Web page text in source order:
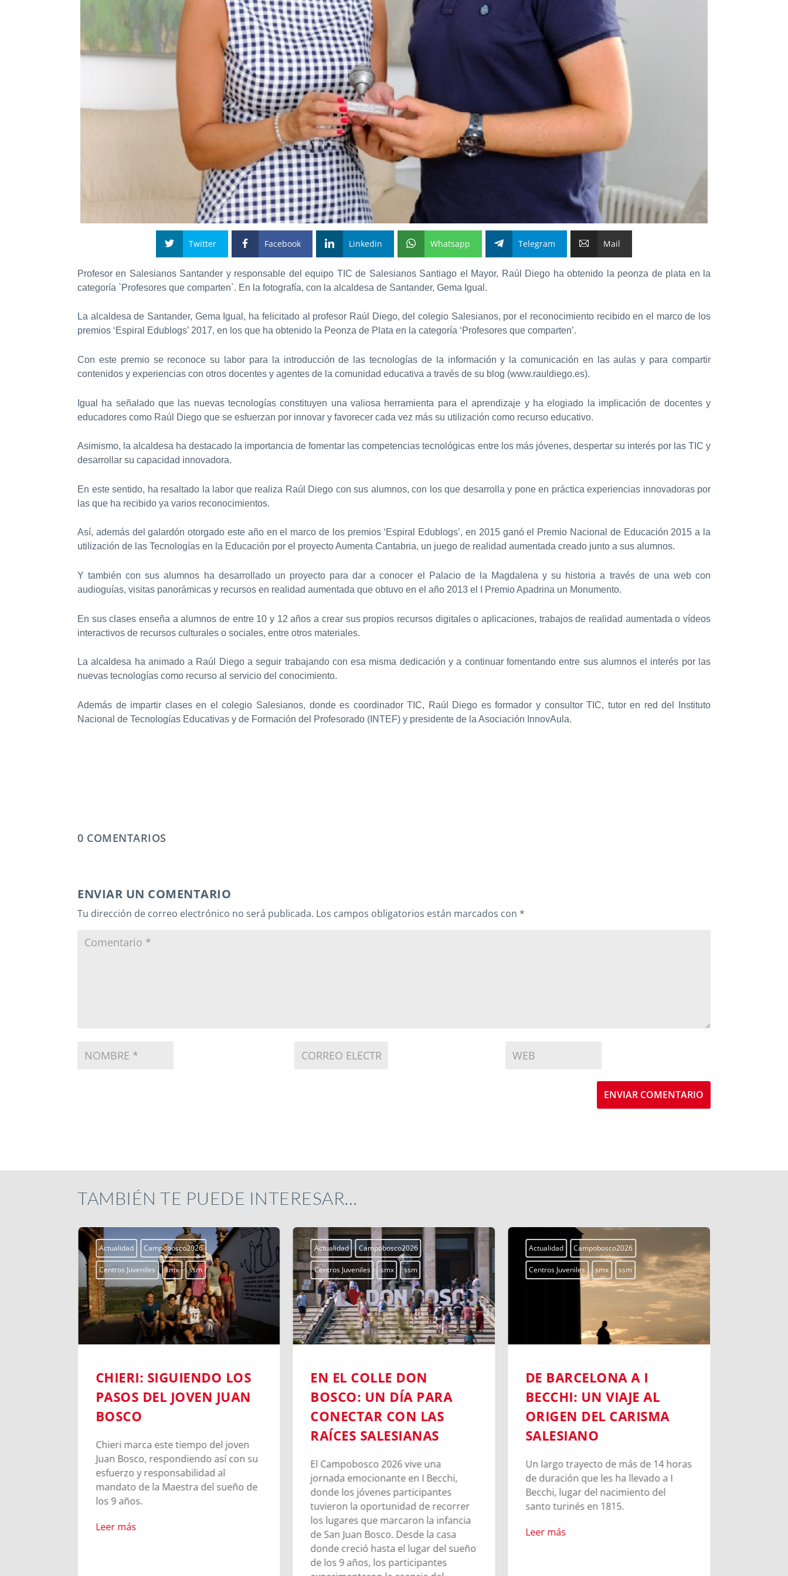
Twitter Facebook Linkedin Whatsapp Telegram Mail
Profesor en Salesianos Santander y responsable del equipo TIC de Salesianos Santiago el Mayor, Raúl Diego ha obtenido la peonza de plata en la
categoría `Profesores que comparten`. En la fotografía, con la alcaldesa de Santander, Gema Igual.
La alcaldesa de Santander, Gema Igual, ha felicitado al profesor Raúl Diego, del colegio Salesianos, por el reconocimiento recibido en el marco de los
premios ‘Espiral Edublogs’ 2017, en los que ha obtenido la Peonza de Plata en la categoría ‘Profesores que comparten’.
Con este premio se reconoce su labor para la introducción de las tecnologías de la información y la comunicación en las aulas y para compartir
contenidos y experiencias con otros docentes y agentes de la comunidad educativa a través de su blog (www.rauldiego.es).
Igual ha señalado que las nuevas tecnologías constituyen una valiosa herramienta para el aprendizaje y ha elogiado la implicación de docentes y
educadores como Raúl Diego que se esfuerzan por innovar y favorecer cada vez más su utilización como recurso educativo.
Asimismo, la alcaldesa ha destacado la importancia de fomentar las competencias tecnológicas entre los más jóvenes, despertar su interés por las TIC y
desarrollar su capacidad innovadora.
En este sentido, ha resaltado la labor que realiza Raúl Diego con sus alumnos, con los que desarrolla y pone en práctica experiencias innovadoras por
las que ha recibido ya varios reconocimientos.
Así, además del galardón otorgado este año en el marco de los premios ‘Espiral Edublogs’, en 2015 ganó el Premio Nacional de Educación 2015 a la
utilización de las Tecnologías en la Educación por el proyecto Aumenta Cantabria, un juego de realidad aumentada creado junto a sus alumnos.
Y también con sus alumnos ha desarrollado un proyecto para dar a conocer el Palacio de la Magdalena y su historia a través de una web con
audioguías, visitas panorámicas y recursos en realidad aumentada que obtuvo en el año 2013 el I Premio Apadrina un Monumento.
En sus clases enseña a alumnos de entre 10 y 12 años a crear sus propios recursos digitales o aplicaciones, trabajos de realidad aumentada o vídeos
interactivos de recursos culturales o sociales, entre otros materiales.
La alcaldesa ha animado a Raúl Diego a seguir trabajando con esa misma dedicación y a continuar fomentando entre sus alumnos el interés por las
nuevas tecnologías como recurso al servicio del conocimiento.
Además de impartir clases en el colegio Salesianos, donde es coordinador TIC, Raúl Diego es formador y consultor TIC, tutor en red del Instituto
Nacional de Tecnologías Educativas y de Formación del Profesorado (INTEF) y presidente de la Asociación InnovAula.
0 COMENTARIOS
ENVIAR UN COMENTARIO
Tu dirección de correo electrónico no será publicada. Los campos obligatorios están marcados con *
ENVIAR COMENTARIO
TAMBIÉN TE PUEDE INTERESAR…
Actualidad Campobosco2026
Centros Juveniles smx ssm
CHIERI: SIGUIENDO LOS
PASOS DEL JOVEN JUAN
BOSCO
Chieri marca este tiempo del joven
Juan Bosco, respondiendo así con su
esfuerzo y responsabilidad al
mandato de la Maestra del sueño de
los 9 años.
Leer más
Actualidad Campobosco2026
Centros Juveniles smx ssm
EN EL COLLE DON
BOSCO: UN DÍA PARA
CONECTAR CON LAS
RAÍCES SALESIANAS
El Campobosco 2026 vive una
jornada emocionante en I Becchi,
donde los jóvenes participantes
tuvieron la oportunidad de recorrer
los lugares que marcaron la infancia
de San Juan Bosco. Desde la casa
donde creció hasta el lugar del sueño
de los 9 años, los participantes
Actualidad Campobosco2026
Centros Juveniles smx ssm
DE BARCELONA A I
BECCHI: UN VIAJE AL
ORIGEN DEL CARISMA
SALESIANO
Un largo trayecto de más de 14 horas
de duración que les ha llevado a I
Becchi, lugar del nacimiento del
santo turinés en 1815.
Leer más